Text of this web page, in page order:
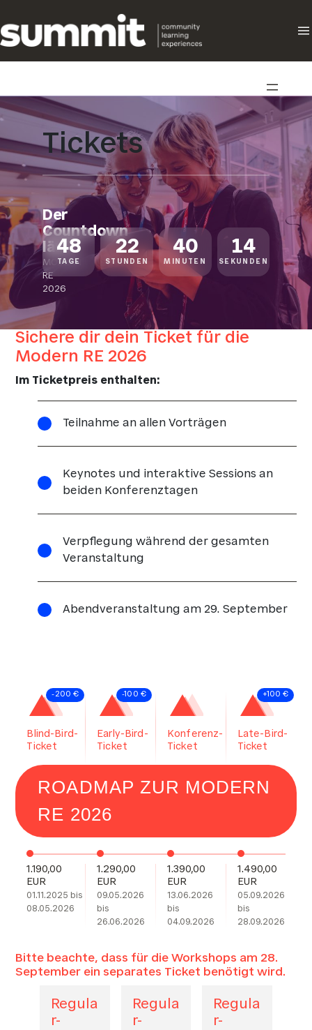
zum
Inhalt
Tickets
Der
Countdown
läuft
MODERN
RE
2026
48
TAGE
22
STUNDEN
40
MINUTEN
14
SEKUNDEN
Sichere dir dein Ticket für die
Modern RE 2026
Im Ticketpreis enthalten:
Teilnahme an allen Vorträgen
Keynotes und interaktive Sessions an
beiden Konferenztagen
Verpflegung während der gesamten
Veranstaltung
Abendveranstaltung am 29. September
-200 €
Blind-Bird-
Ticket
-100 €
Early-Bird-
Ticket
Konferenz-
Ticket
+100 €
Late-Bird-
Ticket
ROADMAP ZUR MODERN
RE 2026
1.190,00
EUR
01.11.2025 bis
08.05.2026
1.290,00
EUR
09.05.2026
bis
26.06.2026
1.390,00
EUR
13.06.2026
bis
04.09.2026
1.490,00
EUR
05.09.2026
bis
28.09.2026
Bitte beachte, dass für die Workshops am 28.
September ein separates Ticket benötigt wird.
Regula
r-
Regula
r-
Regula
r-